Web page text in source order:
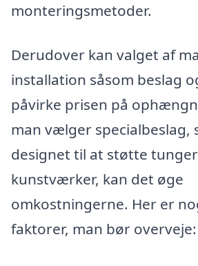
monteringsmetoder.
Derudover kan valget af
installation såsom beslag
påvirke prisen på
man vælger specialbeslag,
designet til at støtte
kunstværker, kan det øge
omkostningerne. Her er
faktorer, man bør overveje: